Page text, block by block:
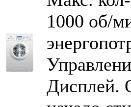
1000 об/
Дисплей.